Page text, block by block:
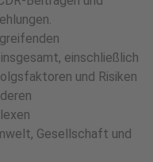
einschließlich
und Risiken
Gesellschaft und